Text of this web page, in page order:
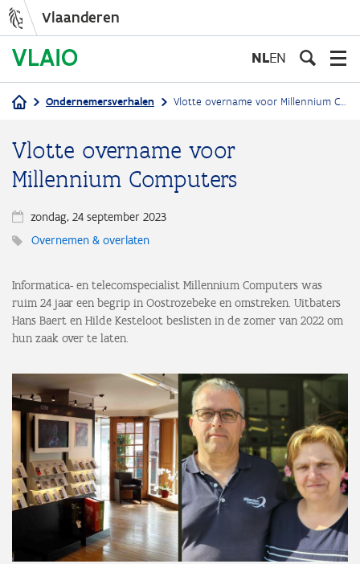
Vlaanderen
NLEN
Ondernemersverhalen Vlotte overname voor Millennium Computers
Vlotte overname voor
Millennium Computers
zondag, 24 september 2023
Overnemen & overlaten
Informatica- en telecomspecialist Millennium Computers was
ruim 24 jaar een begrip in Oostrozebeke en omstreken. Uitbaters
Hans Baert en Hilde Kesteloot beslisten in de zomer van 2022 om
hun zaak over te laten.